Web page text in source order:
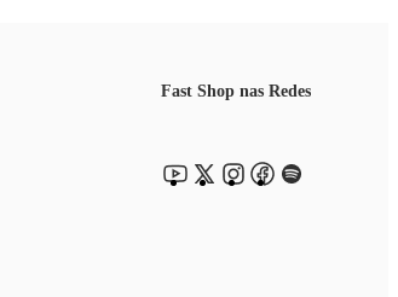
Fast Shop nas Redes